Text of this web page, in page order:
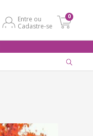
Entre ou
Cadastre-se
0